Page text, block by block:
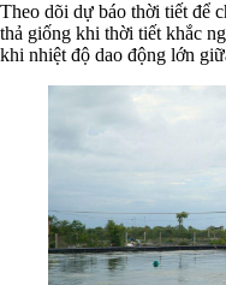
Theo dõi dự báo thời tiết để
thả giống khi thời tiết khắc
khi nhiệt độ dao động lớn